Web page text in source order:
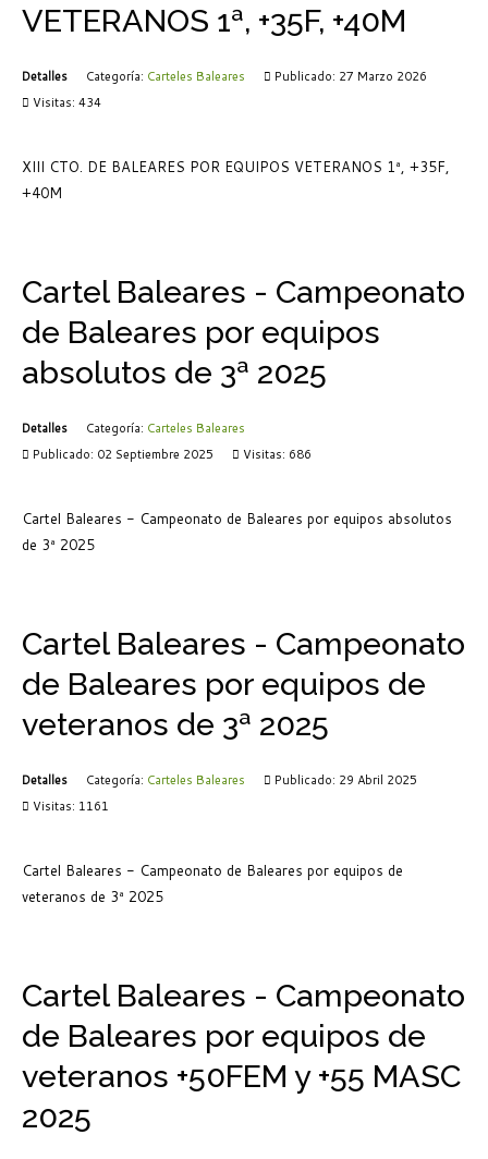
VETERANOS 1ª, +35F, +40M
Detalles Categoría: Carteles Baleares
Publicado: 27 Marzo 2026
Visitas: 434
XIII CTO. DE BALEARES POR EQUIPOS VETERANOS 1ª, +35F,
+40M
Cartel Baleares - Campeonato
de Baleares por equipos
absolutos de 3ª 2025
Detalles Categoría: Carteles Baleares
Publicado: 02 Septiembre 2025
Visitas: 686
Cartel Baleares - Campeonato de Baleares por equipos absolutos
de 3ª 2025
Cartel Baleares - Campeonato
de Baleares por equipos de
veteranos de 3ª 2025
Detalles Categoría: Carteles Baleares
Publicado: 29 Abril 2025
Visitas: 1161
Cartel Baleares - Campeonato de Baleares por equipos de
veteranos de 3ª 2025
Cartel Baleares - Campeonato
de Baleares por equipos de
veteranos +50FEM y +55 MASC
2025